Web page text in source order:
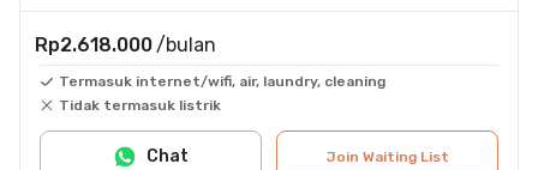
Rp2.618.000 /bulan
Termasuk internet/wifi, air, laundry, cleaning
Tidak termasuk listrik
Join Waiting List
Chat